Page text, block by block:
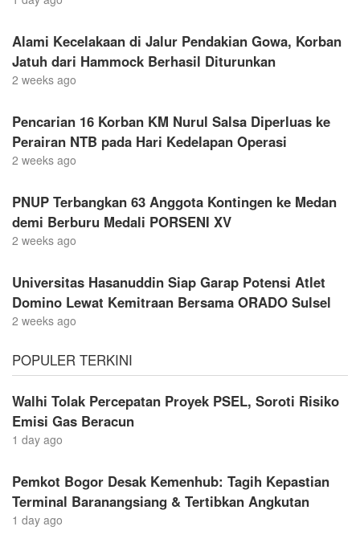
Alami Kecelakaan di Jalur Pendakian Gowa, Korban
Jatuh dari Hammock Berhasil Diturunkan
2 weeks ago
Pencarian 16 Korban KM Nurul Salsa Diperluas ke
Perairan NTB pada Hari Kedelapan Operasi
2 weeks ago
PNUP Terbangkan 63 Anggota Kontingen ke Medan
demi Berburu Medali PORSENI XV
2 weeks ago
Universitas Hasanuddin Siap Garap Potensi Atlet
Domino Lewat Kemitraan Bersama ORADO Sulsel
2 weeks ago
POPULER TERKINI
Walhi Tolak Percepatan Proyek PSEL, Soroti Risiko
Emisi Gas Beracun
1 day ago
Pemkot Bogor Desak Kemenhub: Tagih Kepastian
Terminal Baranangsiang & Tertibkan Angkutan
1 day ago